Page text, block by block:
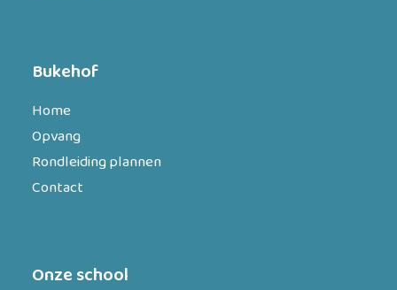
Bukehof
Home
Opvang
Rondleiding plannen
Contact
Onze school